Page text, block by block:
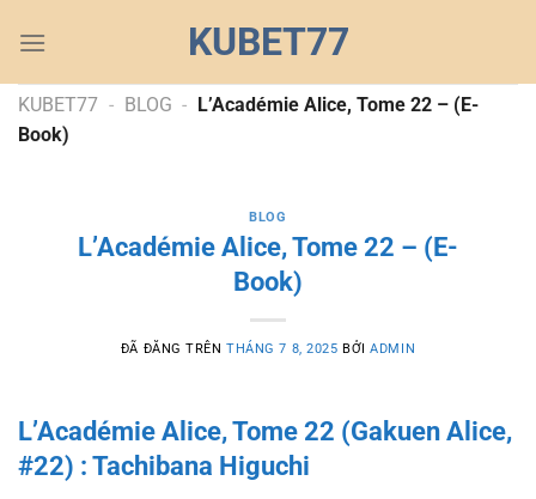
đến
dung
KUBET77
KUBET77 - BLOG - L’Académie Alice, Tome 22 – (E-
Book)
BLOG
L’Académie Alice, Tome 22 – (E-
Book)
ĐÃ ĐĂNG TRÊNTHÁNG 7 8, 2025 BỞIADMIN
L’Académie Alice, Tome 22 (Gakuen Alice,
#22) : Tachibana Higuchi